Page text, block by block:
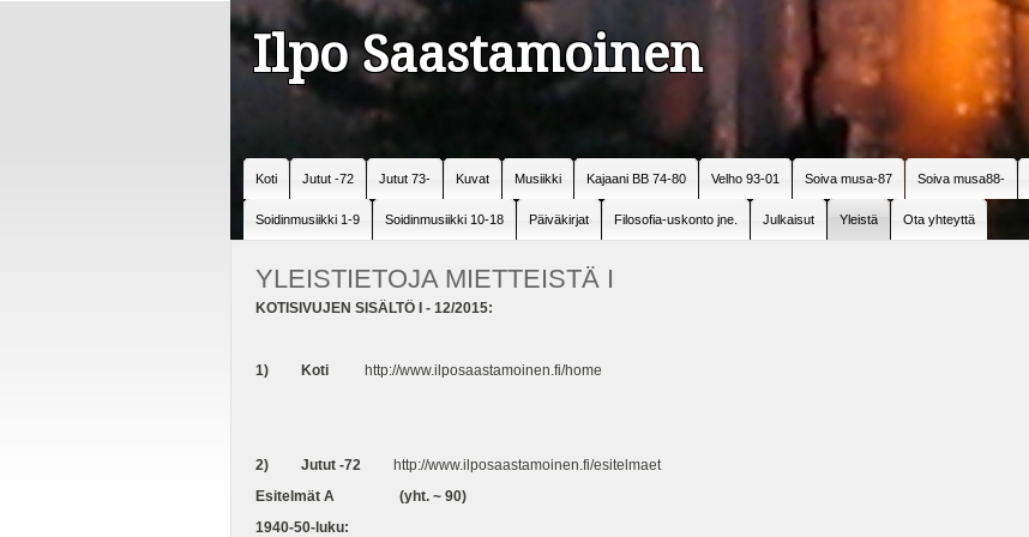
Ilpo Saastamoinen
Koti Jutut -72 Jutut 73- Kuvat Musiikki Kajaani BB 74-80 Velho 93-01 Soiva musa-87 Soiva musa88-
Soidinmusiikki 1-9 Soidinmusiikki 10-18 Päiväkirjat Filosofia-uskonto jne. Julkaisut Yleistä Ota yhteyttä
YLEISTIETOJA MIETTEISTÄ I
KOTISIVUJEN SISÄLTÖ I - 12/2015:
1) Koti http://www.ilposaastamoinen.fi/home
2) Jutut -72 http://www.ilposaastamoinen.fi/esitelmaet
Esitelmät A (yht. ~ 90)
1940-50-luku: